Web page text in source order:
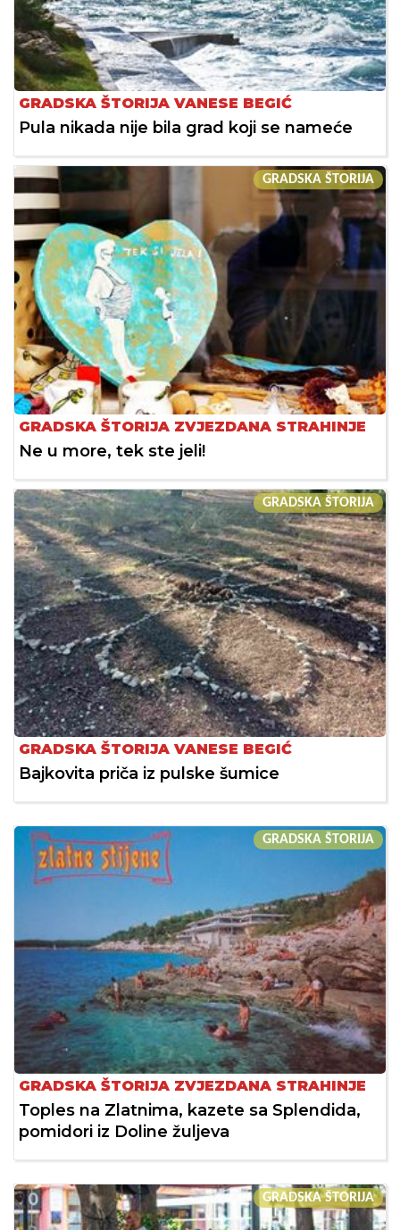
GRADSKA ŠTORIJA VANESE BEGIĆ
Pula nikada nije bila grad koji se nameće
GRADSKA ŠTORIJA
GRADSKA ŠTORIJA ZVJEZDANA STRAHINJE
Ne u more, tek ste jeli!
GRADSKA ŠTORIJA
GRADSKA ŠTORIJA VANESE BEGIĆ
Bajkovita priča iz pulske šumice
GRADSKA ŠTORIJA
GRADSKA ŠTORIJA ZVJEZDANA STRAHINJE
Toples na Zlatnima, kazete sa Splendida,
pomidori iz Doline žuljeva
GRADSKA ŠTORIJA